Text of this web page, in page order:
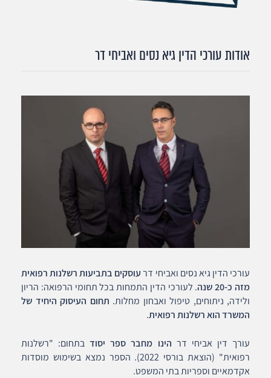
אודות עורכי הדין גיא נסים ואביחי דר
עורכי הדין גיא נסים ואביחי דרעוסקים בתביעות רשלנות רפואית
מזה כ-20 שנה
. לעורכי הדין התמחות בכל תחומי הרפואה: הריון
ולידה, ניתוחים, טיפול ואבחון מחלות. תחום העיסוק היחיד של
המשרד הוא רשלנות רפואית.
עורך דין אביחי דר הינו מחבר ספר יסודבתחום: "רשלנות
רפואית" (הוצאת בורסי 2022). הספר נמצא בשימוש מוסדות
אקדמאיים וספריות בתי המשפט.